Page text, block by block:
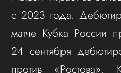
с 2023 года.
матче Кубка России
24 сентября
против